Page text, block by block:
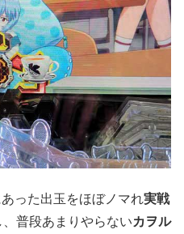
った出玉をほぼノマれ実戦
普段あまりやらないカヲル